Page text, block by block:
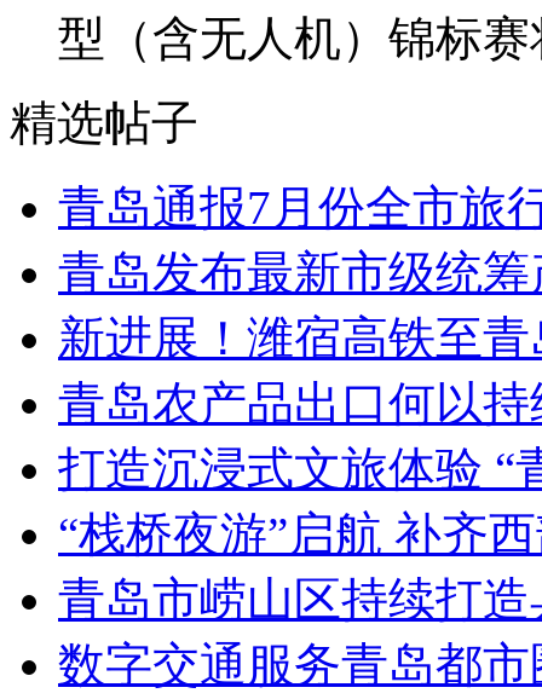
型（含无人机）锦标
精选帖子
青岛通报7月份全市旅
青岛发布最新市级统
新进展！潍宿高铁至
青岛农产品出口何以持
打造沉浸式文旅体验 “
“栈桥夜游”启航 补齐
青岛市崂山区持续打
数字交通服务青岛都